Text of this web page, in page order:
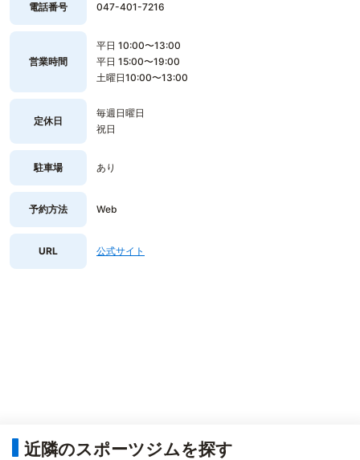
電話番号 047-401-7216
営業時間
平日 10:00〜13:00
平日 15:00〜19:00
土曜日10:00〜13:00
定休日
毎週日曜日
祝日
駐車場 あり
予約方法 Web
URL 公式サイト
近隣のスポーツジムを探す